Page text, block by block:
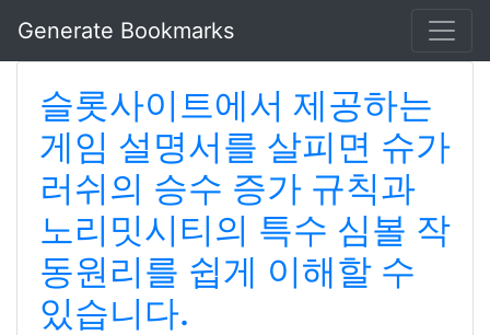
Generate Bookmarks
슬롯사이트에서 제공하는
게임 설명서를 살피면 슈가
러쉬의 승수 증가 규칙과
노리밋시티의 특수 심볼 작
동원리를 쉽게 이해할 수
있습니다.